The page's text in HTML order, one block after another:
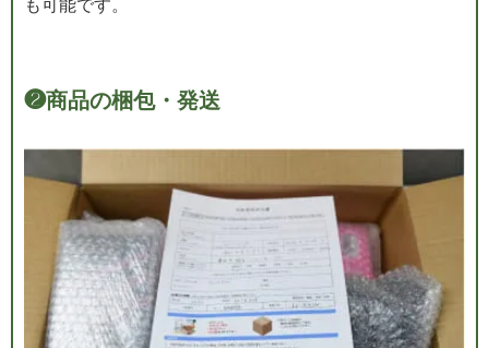
も可能です。
❷商品の梱包・発送